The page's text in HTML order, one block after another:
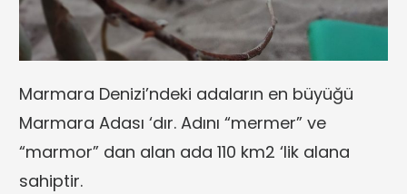
Marmara Denizi’ndeki adaların en büyüğü
Marmara Adası ‘dır. Adını “mermer” ve
“marmor” dan alan ada 110 km2 ‘lik alana
sahiptir.